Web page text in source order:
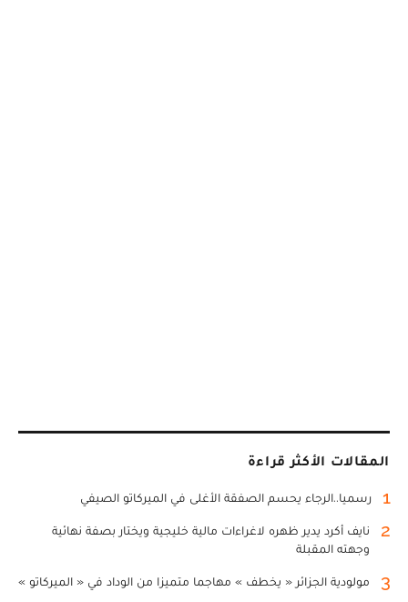
المقالات الأكثر قراءة
1 رسميا..الرجاء يحسم الصفقة الأغلى في الميركاتو الصيفي
2
نايف أكرد يدير ظهره لاغراءات مالية خليجية ويختار بصفة نهائية
وجهته المقبلة
3 مولودية الجزائر « يخطف » مهاجما متميزا من الوداد في « الميركاتو »